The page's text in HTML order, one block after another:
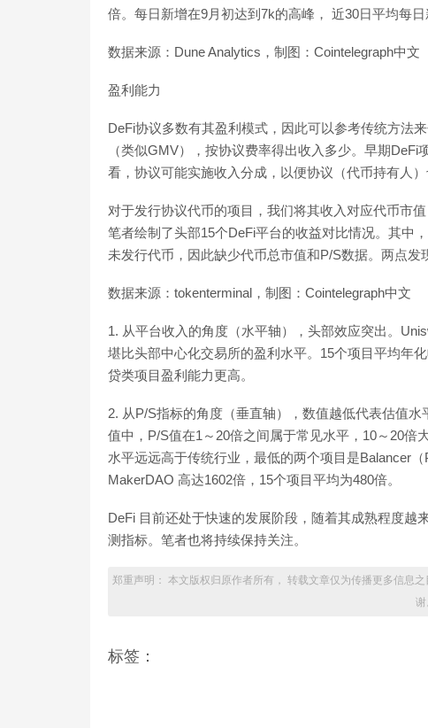
倍。每日新增在9月初达到7k的高峰， 近30日平均每日
数据来源：Dune Analytics，制图：Cointelegraph中文
盈利能力
DeFi协议多数有其盈利模式，因此可以参考传统方法
（类似GMV），按协议费率得出收入多少。早期
看，协议可能实施收入分成，以便协议（代币持有人）
对于发行协议代币的项目，我们将其收入对应代币市
笔者绘制了头部15个DeFi平台的收益对比情况。其中
未发行代币，因此缺少代币总市值和P/S数据。两点发
数据来源：tokenterminal，制图：Cointelegraph中文
1. 从平台收入的角度（水平轴），头部效应突出。
堪比头部中心化交易所的盈利水平。15个项目平均年
贷类项目盈利能力更高。
2. 从P/S指标的角度（垂直轴），数值越低代表估值
值中，P/S值在1～20倍之间属于常见水平，10～20倍
水平远远高于传统行业，最低的两个项目是Balancer
MakerDAO 高达1602倍，15个项目平均为480倍。
DeFi 目前还处于快速的发展阶段，随着其成熟程度
测指标。笔者也将持续保持关注。
郑重声明： 本文版权归原作者所有， 转载文章仅为传播更多信息
谢
标签：